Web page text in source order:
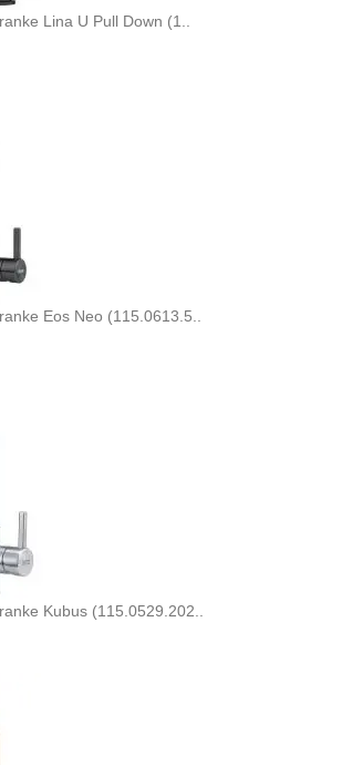
Lina U Pull Down (1..
Eos Neo (115.0613.5..
Kubus (115.0529.202..